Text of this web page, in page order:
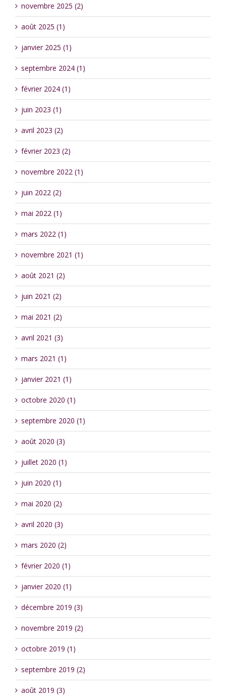
novembre 2025 (2)
août 2025 (1)
janvier 2025 (1)
septembre 2024 (1)
février 2024 (1)
juin 2023 (1)
avril 2023 (2)
février 2023 (2)
novembre 2022 (1)
juin 2022 (2)
mai 2022 (1)
mars 2022 (1)
novembre 2021 (1)
août 2021 (2)
juin 2021 (2)
mai 2021 (2)
avril 2021 (3)
mars 2021 (1)
janvier 2021 (1)
octobre 2020 (1)
septembre 2020 (1)
août 2020 (3)
juillet 2020 (1)
juin 2020 (1)
mai 2020 (2)
avril 2020 (3)
mars 2020 (2)
février 2020 (1)
janvier 2020 (1)
décembre 2019 (3)
novembre 2019 (2)
octobre 2019 (1)
septembre 2019 (2)
août 2019 (3)